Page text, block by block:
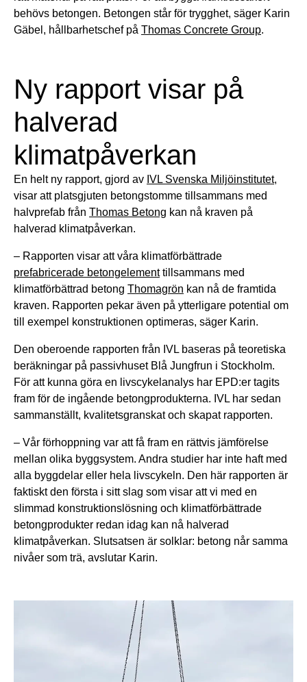
behövs betongen. Betongen står för trygghet, säger Karin
Gäbel, hållbarhetschef på Thomas Concrete Group.
Ny rapport visar på
halverad
klimatpåverkan
En helt ny rapport, gjord av IVL Svenska Miljöinstitutet,
visar att platsgjuten betongstomme tillsammans med
halvprefab från Thomas Betong kan nå kraven på
halverad klimatpåverkan.
– Rapporten visar att våra klimatförbättrade
prefabricerade betongelementtillsammans med
klimatförbättrad betong Thomagrön kan nå de framtida
kraven. Rapporten pekar även på ytterligare potential om
till exempel konstruktionen optimeras, säger Karin.
Den oberoende rapporten från IVL baseras på teoretiska
beräkningar på passivhuset Blå Jungfrun i Stockholm.
För att kunna göra en livscykelanalys har EPD:er tagits
fram för de ingående betongprodukterna. IVL har sedan
sammanställt, kvalitetsgranskat och skapat rapporten.
– Vår förhoppning var att få fram en rättvis jämförelse
mellan olika byggsystem. Andra studier har inte haft med
alla byggdelar eller hela livscykeln. Den här rapporten är
faktiskt den första i sitt slag som visar att vi med en
slimmad konstruktionslösning och klimatförbättrade
betongprodukter redan idag kan nå halverad
klimatpåverkan. Slutsatsen är solklar: betong når samma
nivåer som trä, avslutar Karin.